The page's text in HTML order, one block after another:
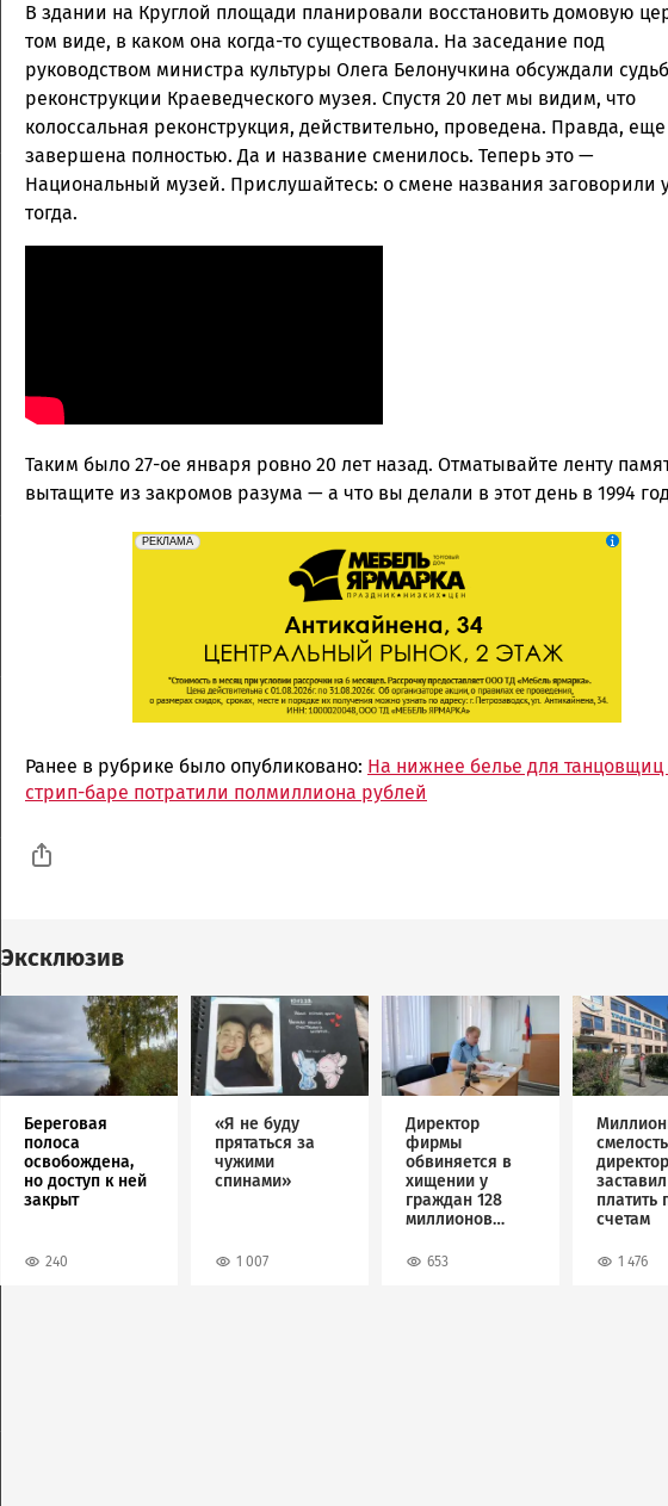
В здании на Круглой площади планировали восстановить домовую
том виде, в каком она когда-то существовала. На заседание под
руководством министра культуры Олега Белонучкина обсуждали
реконструкции Краеведческого музея. Спустя 20 лет мы видим, что
колоссальная реконструкция, действительно, проведена. Правда,
завершена полностью. Да и название сменилось. Теперь это —
Национальный музей. Прислушайтесь: о смене названия заговорили
тогда.
Таким было 27-ое января ровно 20 лет назад. Отматывайте ленту
вытащите из закромов разума — а что вы делали в этот день в 1994
erid: 2SDnjeFymr3
РЕКЛАМА
Реклама
Ранее в рубрике было опубликовано: На нижнее белье для танцовщиц
стрип-баре потратили полмиллиона рублей
Эксклюзив
Береговая
полоса
освобождена,
но доступ к ней
закрыт
240
Image
«Я не буду
прятаться за
чужими
спинами»
1 007
Директор
фирмы
обвиняется в
хищении у
граждан 128
миллионов
653
Image
платить
счетам
1 476